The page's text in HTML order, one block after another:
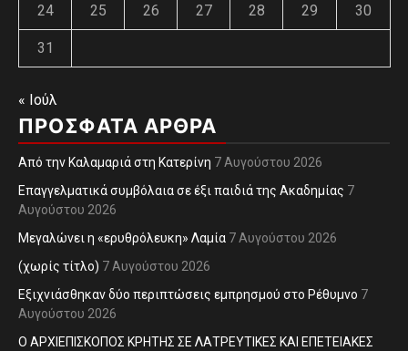
24 25 26 27 28 29 30
31
« Ιούλ
ΠΡΌΣΦΑΤΑ ΆΡΘΡΑ
Από την Καλαμαριά στη Κατερίνη 7 Αυγούστου 2026
Επαγγελματικά συμβόλαια σε έξι παιδιά της Ακαδημίας 7
Αυγούστου 2026
Μεγαλώνει η «ερυθρόλευκη» Λαμία 7 Αυγούστου 2026
(χωρίς τίτλο) 7 Αυγούστου 2026
Εξιχνιάσθηκαν δύο περιπτώσεις εμπρησμού στο Ρέθυμνο 7
Αυγούστου 2026
Ο ΑΡΧΙΕΠΙΣΚΟΠΟΣ ΚΡΗΤΗΣ ΣΕ ΛΑΤΡΕΥΤΙΚΕΣ ΚΑΙ ΕΠΕΤΕΙΑΚΕΣ